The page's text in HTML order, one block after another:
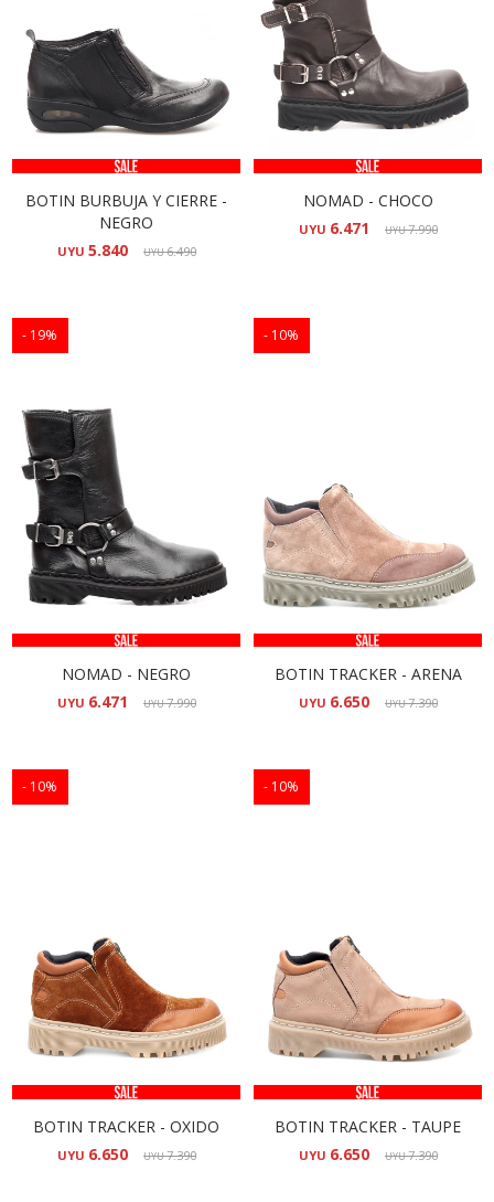
BOTIN BURBUJA Y CIERRE -
NEGRO
UYU 5.840 UYU6.490
NOMAD - CHOCO
UYU 6.471 UYU7.990
19
NOMAD - NEGRO
UYU 6.471 UYU7.990
10
BOTIN TRACKER - ARENA
UYU 6.650 UYU7.390
10
BOTIN TRACKER - OXIDO
UYU 6.650 UYU7.390
10
BOTIN TRACKER - TAUPE
UYU 6.650 UYU7.390